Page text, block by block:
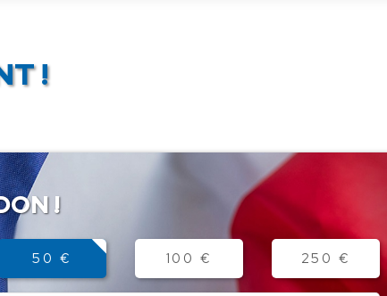
!
!
50 € 100 € 250 €